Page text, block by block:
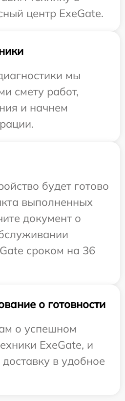
центр ExeGate.
мы
смету работ,
и начнем
будет готово
выполненных
документ о
сроком на 36
о готовности
о успешном
ExeGate, и
в удобное